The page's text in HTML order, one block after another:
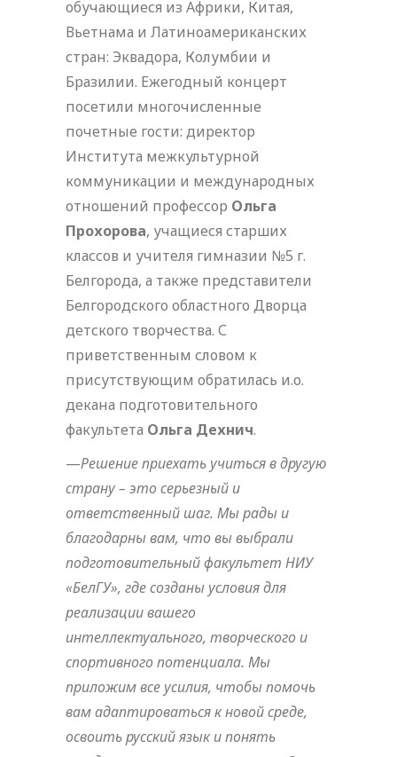
обучающиеся из Африки, Китая,
Вьетнама и Латиноамериканских
стран: Эквадора, Колумбии и
Бразилии. Ежегодный концерт
посетили многочисленные
почетные гости: директор
Института межкультурной
коммуникации и международных
отношений профессор Ольга
Прохорова, учащиеся старших
классов и учителя гимназии №5 г.
Белгорода, а также представители
Белгородского областного Дворца
детского творчества. С
приветственным словом к
присутствующим обратилась и.о.
декана подготовительного
факультета Ольга Дехнич.
—Решение приехать учиться в другую
страну – это серьезный и
ответственный шаг. Мы рады и
благодарны вам, что вы выбрали
подготовительный факультет НИУ
«БелГУ», где созданы условия для
реализации вашего
интеллектуального, творческого и
спортивного потенциала. Мы
приложим все усилия, чтобы помочь
вам адаптироваться к новой среде,
освоить русский язык и понять